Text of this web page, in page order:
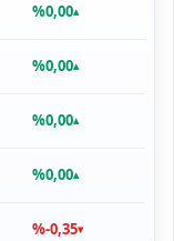
%0,00▴
%0,00▴
%0,00▴
%0,00▴
%-0,35▾